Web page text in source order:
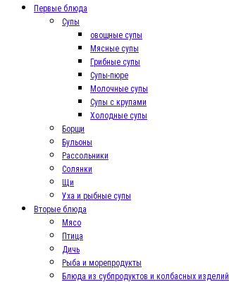
Первые блюда
Супы
овощные супы
Мясные супы
Грибные супы
Супы-пюре
Молочные супы
Супы с крупами
Холодные супы
Борщи
Бульоны
Рассольники
Солянки
Щи
Уха и рыбные супы
Вторые блюда
Мясо
Птица
Дичь
Рыба и морепродукты
Блюда из субпродуктов и колбасных изделий